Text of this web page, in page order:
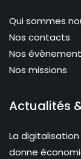
Qui sommes
Nos contacts
Nos
Nos missions
Actualités
La
donne